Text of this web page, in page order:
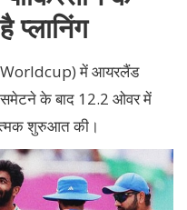
प्लानिंग
Worldcup) में आयरलैंड
के बाद 12.2 ओवर में
शुरुआत की।